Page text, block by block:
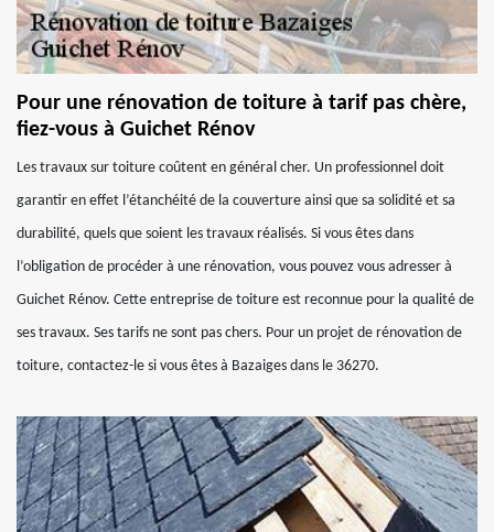
Pour une rénovation de toiture à tarif pas chère,
fiez-vous à Guichet Rénov
Les travaux sur toiture coûtent en général cher. Un professionnel doit
garantir en effet l’étanchéité de la couverture ainsi que sa solidité et sa
durabilité, quels que soient les travaux réalisés. Si vous êtes dans
l’obligation de procéder à une rénovation, vous pouvez vous adresser à
Guichet Rénov. Cette entreprise de toiture est reconnue pour la qualité de
ses travaux. Ses tarifs ne sont pas chers. Pour un projet de rénovation de
toiture, contactez-le si vous êtes à Bazaiges dans le 36270.